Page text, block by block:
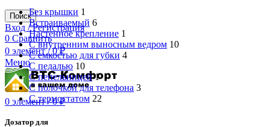
Поиск
Вход / Регистрация
0 Сравнить
0 элемент / 0₽
Меню
0 элемент / 0₽
Без крышки 1
Встраиваемый 6
Настенное крепление 1
С внутренним выносным ведром 10
С емкостью для губки 4
С педалью 10
С пепельницей 1
С полочкой для телефона 3
С термостатом 22
Дозатор для